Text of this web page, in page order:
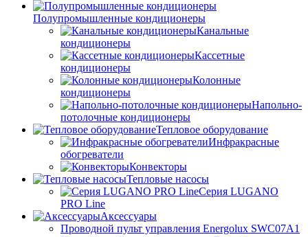
Полупромышленные кондиционеры
Канальные
кондиционеры
Кассетные
кондиционеры
Колонные
кондиционеры
Напольно-
потолочные кондиционеры
Тепловое оборудование
Инфракрасные
обогреватели
Конвекторы
Тепловые насосы
Серия LUGANO
PRO Line
Аксессуары
Проводной пульт управления Energolux SWC07A1